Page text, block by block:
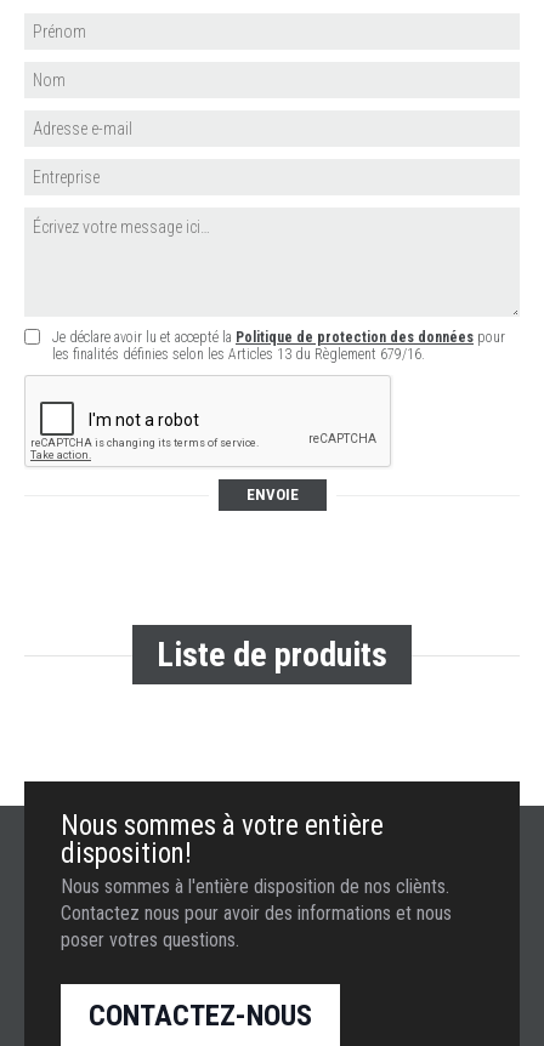
Je déclare avoir lu et accepté la Politique de protection des données pour
les finalités définies selon les Articles 13 du Règlement 679/16.
ENVOIE
Liste de produits
Nous sommes à votre entière
disposition!
Nous sommes à l'entière disposition de nos cliènts.
Contactez nous pour avoir des informations et nous
poser votres questions.
CONTACTEZ-NOUS